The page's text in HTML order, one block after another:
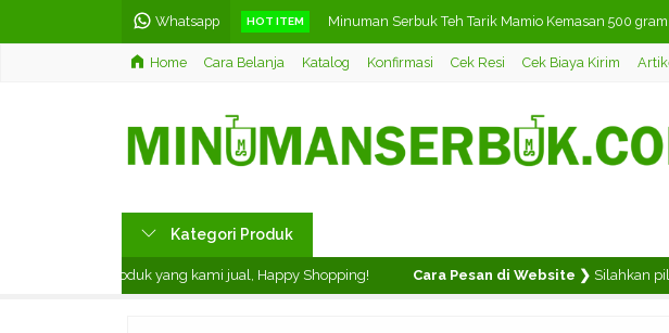
Whatsapp HOT ITEM Minuman Serbuk Teh Tarik Mamio Kemasan 500 gram
Hiasan Dinding Klub Bola Luar Negeri - Grup 4
Minuman Serbuk Mango Latte / Rasa Mangga Mamio
Hiasan Dinding Huruf Hijaiyah
Home Cara Belanja Katalog Konfirmasi Cek Resi Cek Biaya Kirim
Kategori Produk
menikmati produk yang kami jual, Happy Shopping! Cara Pesan di Website ❯ Silahkan